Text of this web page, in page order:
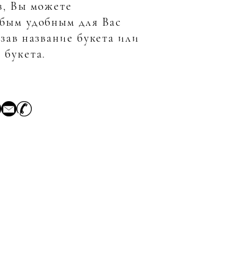
Вы можете
удобным для Вас
название букета или